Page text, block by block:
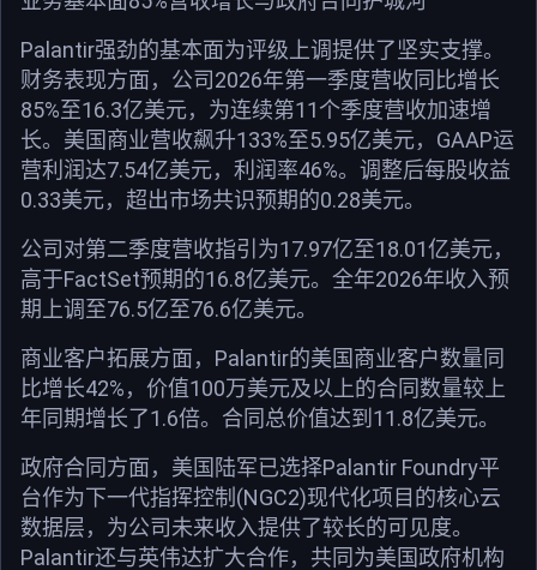
Palantir强劲的基本面为评级上调提供了坚实支撑。
财务表现方面，公司2026年第一季度营收同比增长
85%至16.3亿美元，为连续第11个季度营收加速增
长。美国商业营收飙升133%至5.95亿美元，GAAP运
营利润达7.54亿美元，利润率46%。调整后每股收益
0.33美元，超出市场共识预期的0.28美元。
公司对第二季度营收指引为17.97亿至18.01亿美元，
高于FactSet预期的16.8亿美元。全年2026年收入预
期上调至76.5亿至76.6亿美元。
商业客户拓展方面，Palantir的美国商业客户数量同
比增长42%，价值100万美元及以上的合同数量较上
年同期增长了1.6倍。合同总价值达到11.8亿美元。
政府合同方面，美国陆军已选择Palantir Foundry平
台作为下一代指挥控制(NGC2)现代化项目的核心云
数据层，为公司未来收入提供了较长的可见度。
Palantir还与英伟达扩大合作，共同为美国政府机构